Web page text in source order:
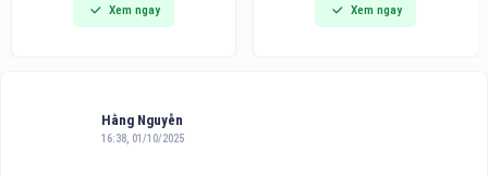
thế hệ mới tích hợp công nghệ
hút vải thông minh, hướng đến
Xem ngay
Bình Dương 2026 vinh danh
trong danh sách 10 khách sạn
Xem ngay
Hằng Nguyễn
16:38, 01/10/2025